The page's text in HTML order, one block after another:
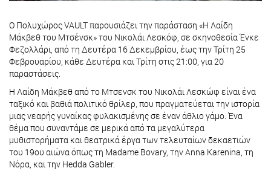
O Πολυχώρος VAULT παρουσιάζει την παράσταση «Η Λαίδη
Μάκβεθ του Μτσένσκ» του Νικολάι Λεσκόφ, σε σκηνοθεσία Ένκε
Φεζολλάρι, από τη Δευτέρα 16 Δεκεμβρίου, έως την Τρίτη 25
Φεβρουαρίου, κάθε Δευτέρα και Τρίτη στις 21:00, για 20
παραστάσεις.
Η Λαίδη Μάκβεθ από το Μτσενσκ του Νικολάι Λεσκώφ είναι ένα
ταξικό και βαθιά πολιτικό θρίλερ, που πραγματεύεται την ιστορία
μιας νεαρής γυναίκας φυλακισμένης σε έναν άθλιο γάμο. Ένα
θέμα που συναντάμε σε μερικά από τα μεγαλύτερα
μυθιστορήματα και θεατρικά έργα των τελευταίων δεκαετιών
του 19ου αιώνα όπως τη Madame Bovary, την Anna Karenina, τη
Νόρα, και την Hedda Gabler.